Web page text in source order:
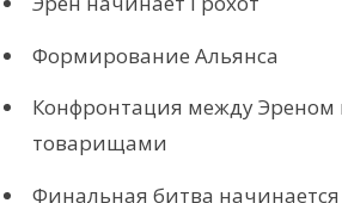
Формирование Альянса
Конфронтация между
товарищами
Финальная битва начинается